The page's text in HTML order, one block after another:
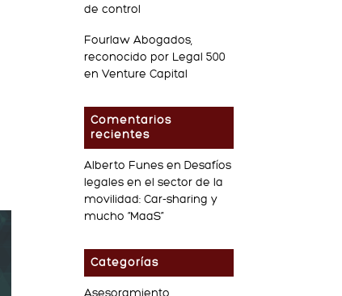
de control
Fourlaw Abogados,
reconocido por Legal 500
en Venture Capital
Comentarios
recientes
Alberto Funesen Desafíos
legales en el sector de la
movilidad: Car-sharing y
mucho “MaaS”
Categorías
Asesoramiento